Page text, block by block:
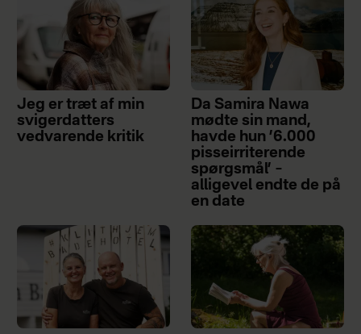
Jeg er træt af min
svigerdatters
vedvarende kritik
Da Samira Nawa
mødte sin mand,
havde hun ’6.000
pisseirriterende
spørgsmål’ –
alligevel endte de på
en date